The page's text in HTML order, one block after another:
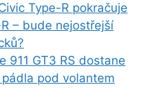
Type-R pokračuje
– bude nejostřejší
911 GT3 RS dostane
pod volantem